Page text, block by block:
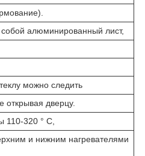
собой алюминированный лист,
можно следить
открывая дверцу.
110-320 ° C,
и нижним нагревателями